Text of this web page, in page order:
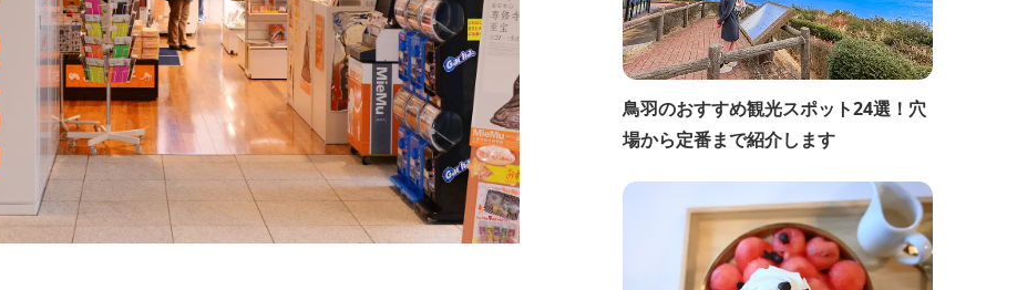
鳥羽のおすすめ観光スポット24選！穴
場から定番まで紹介します